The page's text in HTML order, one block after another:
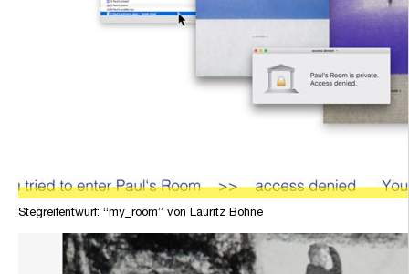
Stegreifentwurf: “my_room” von Lauritz Bohne